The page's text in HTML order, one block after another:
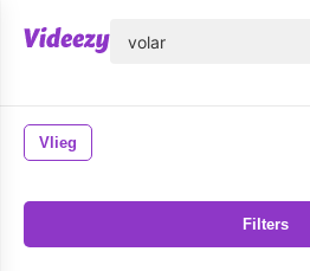
Vlieg
Filters